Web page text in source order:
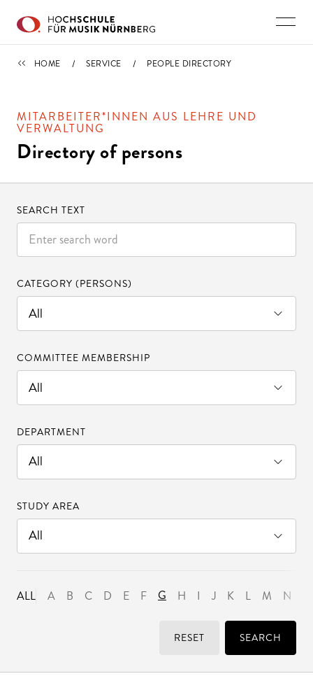
SERVICE
HOME SERVICE PEOPLE DIRECTORY
MITARBEITER*INNEN AUS LEHRE UND
VERWALTUNG
Directory of persons
SEARCH TEXT
CATEGORY (PERSONS)
COMMITTEE MEMBERSHIP
DEPARTMENT
STUDY AREA
ALL A B C D E F G H I J K L M N
RESET SEARCH